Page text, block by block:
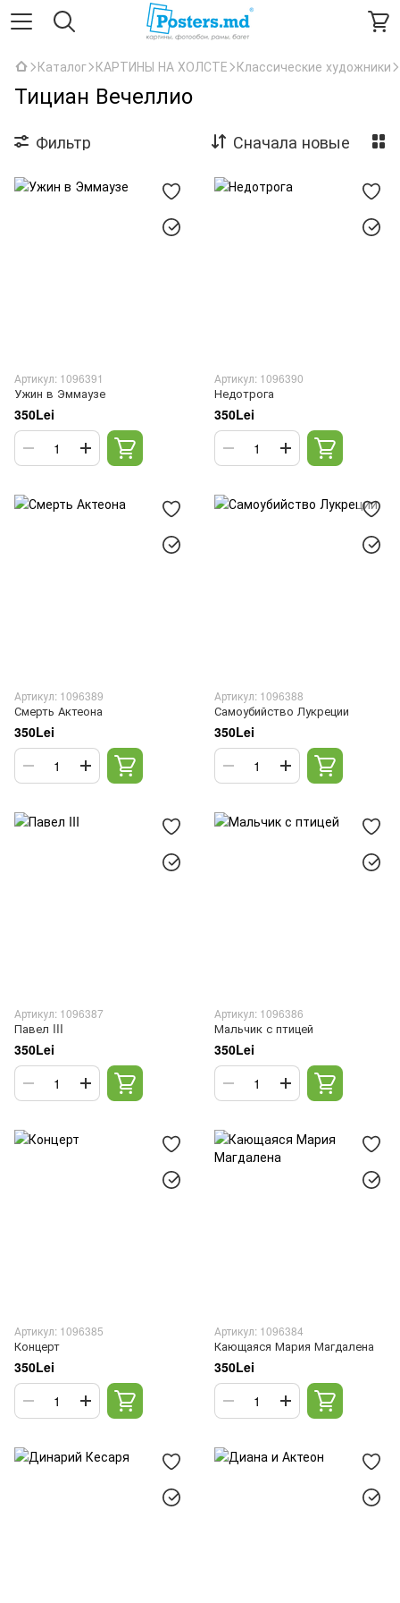
Каталог КАРТИНЫ НА ХОЛСТЕ Классические художники
Тициан Вечеллио
Фильтр Сначала новые
Артикул: 1096391
Ужин в Эммаузе
350Lei
Артикул: 1096390
Недотрога
350Lei
Артикул: 1096389
Смерть Актеона
350Lei
Артикул: 1096388
Самоубийство Лукреции
350Lei
Артикул: 1096387
Павел III
350Lei
Артикул: 1096386
Мальчик с птицей
350Lei
Артикул: 1096385
Концерт
350Lei
Артикул: 1096384
Кающаяся Мария Магдалена
350Lei